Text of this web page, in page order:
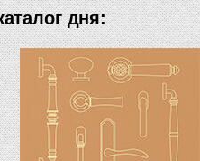
дня: